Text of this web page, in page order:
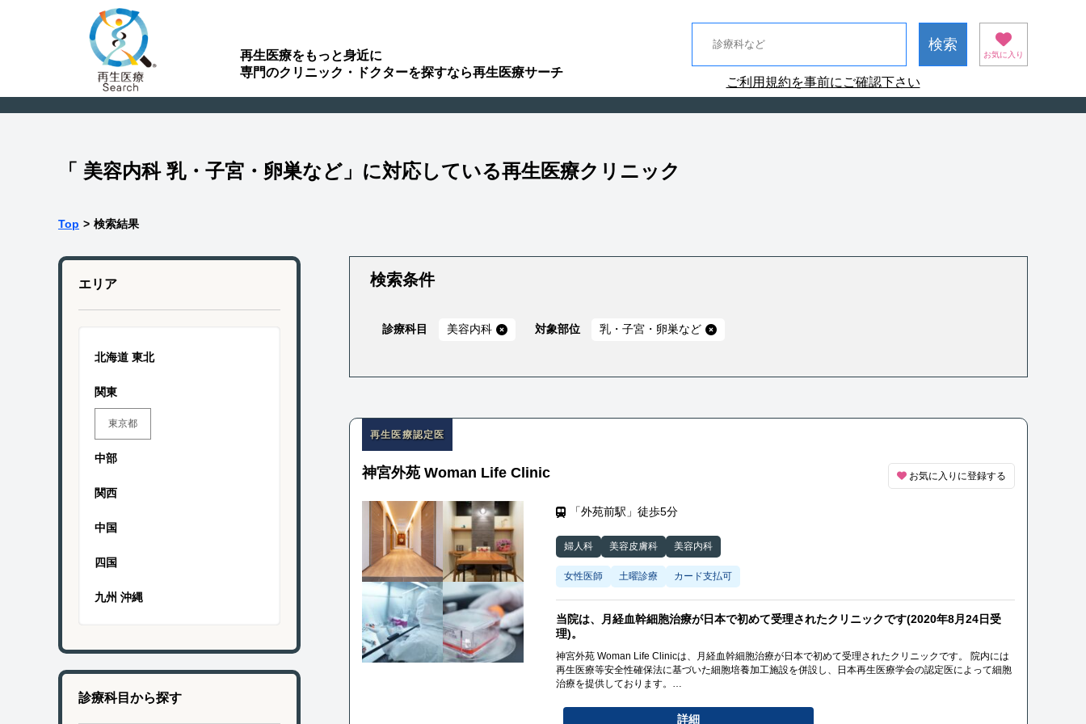
再生医療をもっと身近に
専門のクリニック・ドクターを探すなら再生医療サーチ
お気に入り
ご利用規約を事前にご確認下さい
「 美容内科 乳・子宮・卵巣など」に対応している再生医療クリニック
Top > 検索結果
エリア
北海道 東北
関東
東京都
中部
関西
中国
四国
九州 沖縄
診療科目から探す
検索条件
診療科目 美容内科 対象部位 乳・子宮・卵巣など
再生医療認定医
神宮外苑 Woman Life Clinic お気に入りに登録する
「外苑前駅」徒歩5分
婦人科 美容皮膚科 美容内科
女性医師 土曜診療 カード支払可
当院は、月経血幹細胞治療が日本で初めて受理されたクリニックです(2020年8月24日受
理)。
神宮外苑 Woman Life Clinicは、月経血幹細胞治療が日本で初めて受理されたクリニックです。 院内には
再生医療等安全性確保法に基づいた細胞培養加工施設を併設し、日本再生医療学会の認定医によって細胞
治療を提供しております。
月経血（生理の血）には多くの幹細胞が含まれています。月経血は定期的に採取が可能で手術の必要が無
詳細